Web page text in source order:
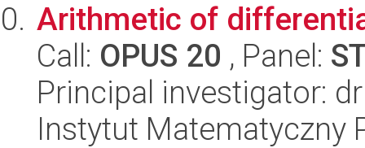
Arithmetic of
Call: OPUS 20 , Panel:
Principal investigator:
Instytut Matematyczny